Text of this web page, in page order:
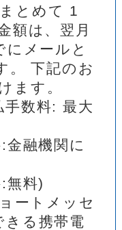
とめて 1
額は、翌月
メールと
。 下記のお
ます。
手数料: 最大
金融機関に
無料)
ートメッセ
きる携帯電